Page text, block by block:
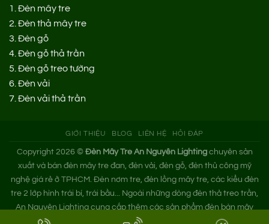
1. Đèn mây tre
2. Đèn thả mây tre
3. Đèn gỗ
4. Đèn gỗ thả trần
5. Đèn gỗ treo tường
6. Đèn vải
7. Đèn vải thả trần
GIỚI THIỆU BLOG LIÊN HỆ HỎI ĐÁP
Copyright 2026 © Đèn Mây Tre An Nguyên Lightingchuyên sản
xuất và bán đèn mây tre đan, đèn vải, đèn gỗ, đèn thủ công mỹ
nghệ giá rẻ ở TPHCM. Đèn nơm tre, đèn lồng mây tre, các kiểu đèn
tre 2 lớp hình trái bí, trái bầu... Ngoài những dòng đèn thả treo trần,
An Nguyên Lighting cung cấp thêm các sản phẩm đèn bàn mây
tre. Nếu bạn cần tìm xưởng đèn mây tre trang trí hoặc mua đèn tre